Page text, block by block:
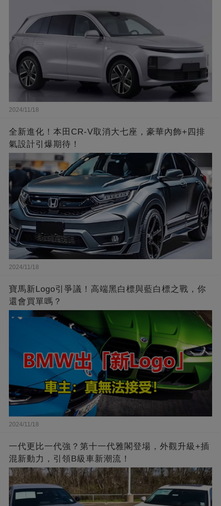
2024/11/18
全新進化！本田CR-V取消大七座，豪華內飾+四排
氣設計引爆期待！
2024/11/18
寶馬新Logo引爭議！高端黑白標與藍白標之戰，你
還會買單嗎？
2024/11/18
一代更比一代強？第十一代雅閣登場，外觀升級+插
混新動力，引領B級車新潮流！